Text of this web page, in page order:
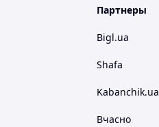
Партнеры
Bigl.ua
Shafa
Kabanchik.ua
Вчасно